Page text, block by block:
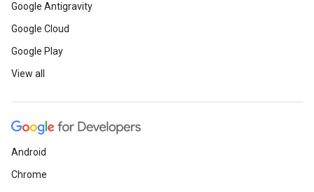
Google Antigravity
Google Cloud
Google Play
View all
Android
Chrome